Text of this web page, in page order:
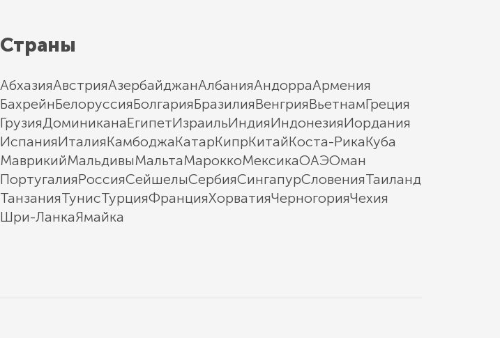
Страны
АбхазияАвстрияАзербайджанАлбанияАндорраАрмения
БахрейнБелоруссияБолгарияБразилияВенгрияВьетнамГреция
ГрузияДоминиканаЕгипетИзраильИндияИндонезияИордания
ИспанияИталияКамбоджаКатарКипрКитайКоста-РикаКуба
МаврикийМальдивыМальтаМароккоМексикаОАЭОман
ПортугалияРоссияСейшелыСербияСингапурСловенияТаиланд
ТанзанияТунисТурцияФранцияХорватияЧерногорияЧехия
Шри-ЛанкаЯмайка